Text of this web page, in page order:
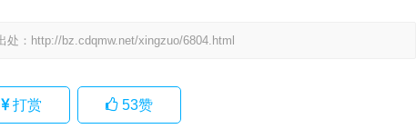
： http://bz.cdqmw.net/xingzuo/6804.html
打赏 53赞